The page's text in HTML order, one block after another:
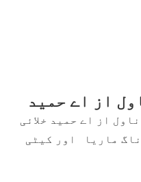
از اے حمید
از اے حمید خلائی
ماریا اور کیٹی